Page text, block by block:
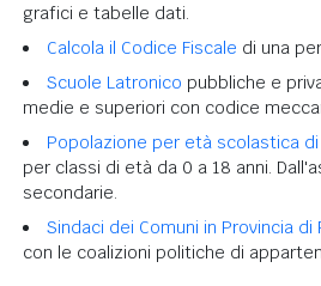
grafici e tabelle dati.
Calcola il Codice Fiscale di una
Scuole Latronico pubbliche e
medie e superiori con codice
Popolazione per età scolastica
per classi di età da 0 a 18 anni.
secondarie.
Sindaci dei Comuni in Provincia di
con le coalizioni politiche di